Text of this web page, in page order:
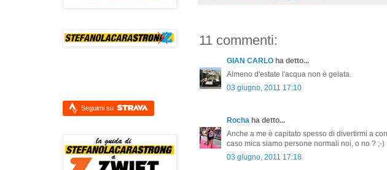
11 commenti:
GIAN CARLO ha detto...
Almeno d'estate l'acqua non è gelata.
03 giugno, 2011 17:10
Rocha ha detto...
Anche a me è capitato spesso di divertirmi a
caso mica siamo persone normali noi, o no ? ;-)
03 giugno, 2011 17:18
Seguimi su